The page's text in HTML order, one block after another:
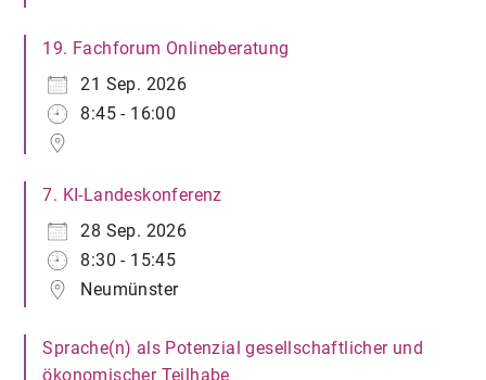
19. Fachforum Onlineberatung
21 Sep. 2026
8:45 - 16:00
7. KI-Landeskonferenz
28 Sep. 2026
8:30 - 15:45
Neumünster
Sprache(n) als Potenzial gesellschaftlicher und
ökonomischer Teilhabe